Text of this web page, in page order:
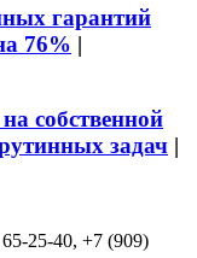
гарантий
76% |
собственной
задач |
25-40, +7 (909)